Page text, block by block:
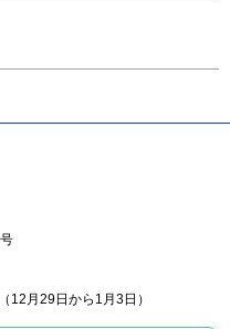
12月29日から1月3日）